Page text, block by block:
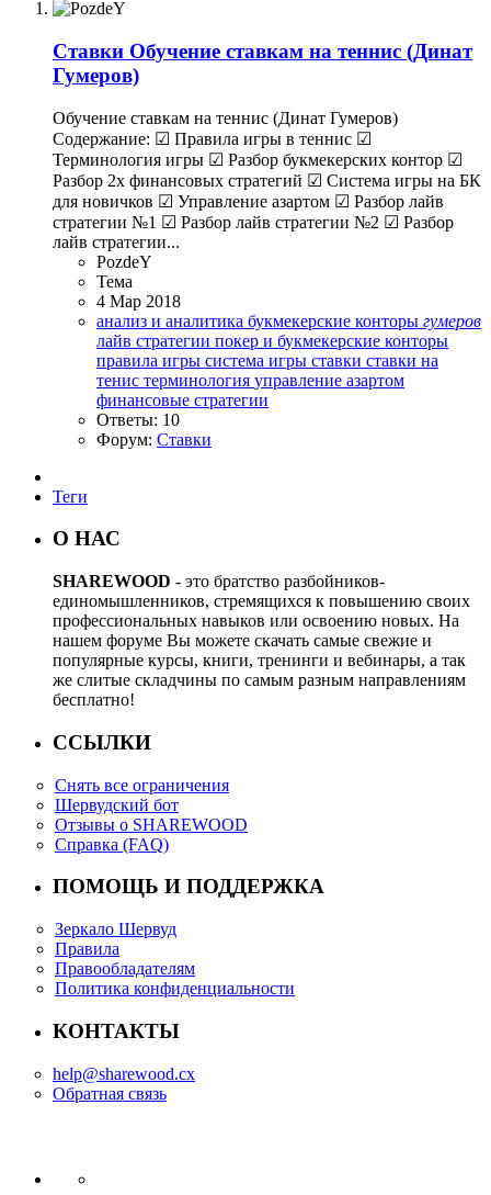
Ставки Обучение ставкам на теннис (Динат
Гумеров)
Обучение ставкам на теннис (Динат Гумеров)
Содержание: ☑ Правила игры в теннис ☑
Терминология игры ☑ Разбор букмекерских контор ☑
Разбор 2х финансовых стратегий ☑ Система игры на БК
для новичков ☑ Управление азартом ☑ Разбор лайв
стратегии №1 ☑ Разбор лайв стратегии №2 ☑ Разбор
лайв стратегии...
PozdeY
Тема
4 Мар 2018
анализ и аналитика букмекерские конторы гумеров
лайв стратегии покер и букмекерские конторы
правила игры система игры ставки ставки на
тенис терминология управление азартом
финансовые стратегии
Ответы: 10
Форум: Ставки
Теги
О НАС
SHAREWOOD - это братство разбойников-
единомышленников, стремящихся к повышению своих
профессиональных навыков или освоению новых. На
нашем форуме Вы можете скачать самые свежие и
популярные курсы, книги, тренинги и вебинары, а так
же слитые складчины по самым разным направлениям
бесплатно!
ССЫЛКИ
Снять все ограничения
Шервудский бот
Отзывы о SHAREWOOD
Справка (FAQ)
ПОМОЩЬ И ПОДДЕРЖКА
Зеркало Шервуд
Правила
Правообладателям
Политика конфиденциальности
КОНТАКТЫ
help@sharewood.cx
Обратная связь